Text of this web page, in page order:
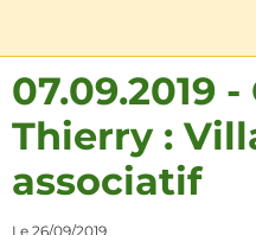
07.09.2019
Thierry :
associatif
Le 26/09/2019